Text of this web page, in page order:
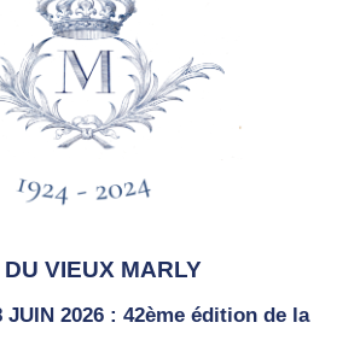
VIEUX MARLY
JUIN 2026 : 42ème édition de la